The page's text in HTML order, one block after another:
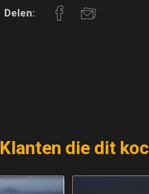
Delen:
Klanten die dit